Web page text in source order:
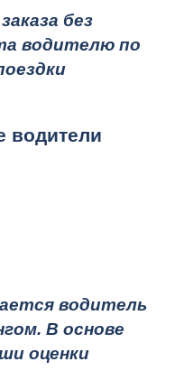
без
водителю по
водители
водитель
В основе
оценки